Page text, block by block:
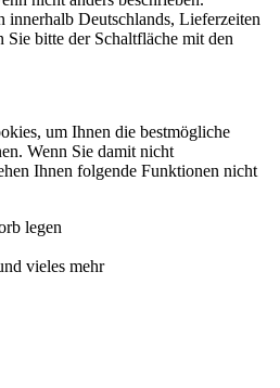
Deutschlands, Lieferzeiten
Sie bitte der Schaltfläche mit den
um Ihnen die bestmögliche
Wenn Sie damit nicht
Ihnen folgende Funktionen nicht
legen
vieles mehr